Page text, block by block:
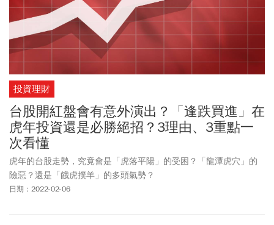
投資理財
台股開紅盤會有意外演出？「逢跌買進」在
虎年投資還是必勝絕招？3理由、3重點一
次看懂
虎年的台股走勢，究竟會是「虎落平陽」的受困？「龍潭虎穴」的
險惡？還是「餓虎撲羊」的多頭氣勢？
日期：2022-02-06